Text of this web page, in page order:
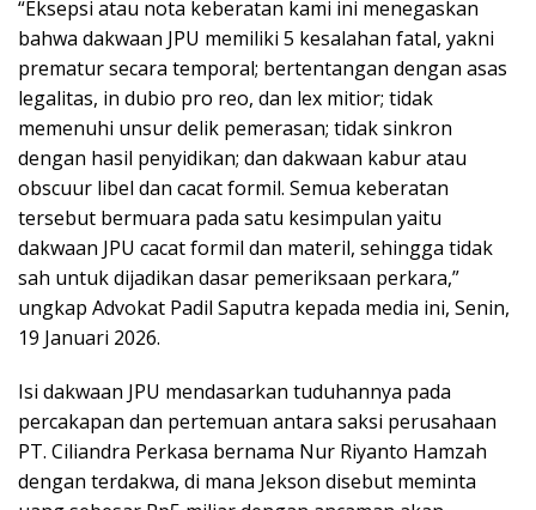
“Eksepsi atau nota keberatan kami ini menegaskan
bahwa dakwaan JPU memiliki 5 kesalahan fatal, yakni
prematur secara temporal; bertentangan dengan asas
legalitas, in dubio pro reo, dan lex mitior; tidak
memenuhi unsur delik pemerasan; tidak sinkron
dengan hasil penyidikan; dan dakwaan kabur atau
obscuur libel dan cacat formil. Semua keberatan
tersebut bermuara pada satu kesimpulan yaitu
dakwaan JPU cacat formil dan materil, sehingga tidak
sah untuk dijadikan dasar pemeriksaan perkara,”
ungkap Advokat Padil Saputra kepada media ini, Senin,
19 Januari 2026.
Isi dakwaan JPU mendasarkan tuduhannya pada
percakapan dan pertemuan antara saksi perusahaan
PT. Ciliandra Perkasa bernama Nur Riyanto Hamzah
dengan terdakwa, di mana Jekson disebut meminta